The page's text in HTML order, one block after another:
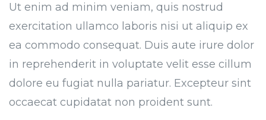
Ut enim ad minim veniam, quis nostrud
exercitation ullamco laboris nisi ut aliquip ex
ea commodo consequat. Duis aute irure dolor
in reprehenderit in voluptate velit esse cillum
dolore eu fugiat nulla pariatur. Excepteur sint
occaecat cupidatat non proident sunt.